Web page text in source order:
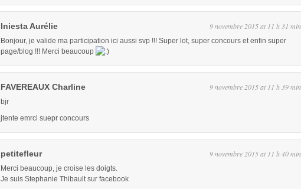
Iniesta Aurélie 9 novembre 2015 at 11 h 31 min
Bonjour, je valide ma participation ici aussi svp !!! Super lot, super concours et enfin super
page/blog !!! Merci beaucoup
FAVEREAUX Charline 9 novembre 2015 at 11 h 39 min
bjr
jtente emrci suepr concours
petitefleur 9 novembre 2015 at 11 h 40 min
Merci beaucoup, je croise les doigts.
Je suis Stephanie Thibault sur facebook